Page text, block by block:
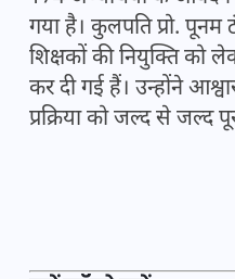
गया है। कुलपति प्रो. पूनम
शिक्षकों की नियुक्ति को
कर दी गई हैं। उन्होंने
प्रक्रिया को जल्द से जल्द